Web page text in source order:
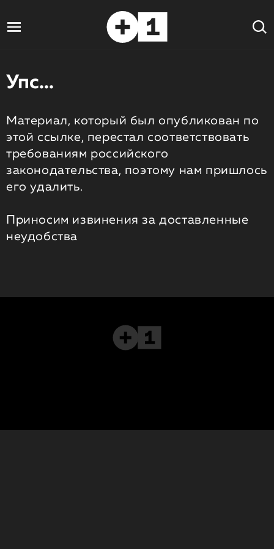
Упс...
Материал, который был опубликован по
этой ссылке, перестал соответствовать
требованиям российского
законодательства, поэтому нам пришлось
его удалить.
Приносим извинения за доставленные
неудобства